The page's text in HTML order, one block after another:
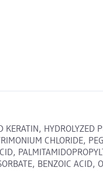
HYDROLYZED
CHLORIDE,
BENZOIC ACID,